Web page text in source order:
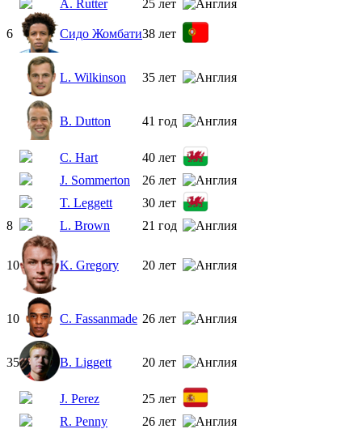
A. Rutter 25 лет
6 Сидо Жомбати38 лет
L. Wilkinson 35 лет
B. Dutton 41 год
C. Hart
40 лет
J. Sommerton
26 лет
T. Leggett
30 лет
8
L. Brown 21 год
10 K. Gregory 20 лет
10 C. Fassanmade 26 лет
35 B. Liggett 20 лет
J. Perez
25 лет
R. Penny
26 лет